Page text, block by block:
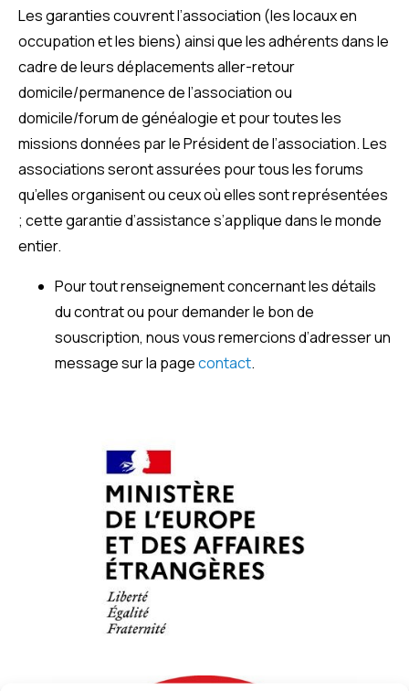
Les garanties couvrent l’association (les locaux en
occupation et les biens) ainsi que les adhérents dans le
cadre de leurs déplacements aller-retour
domicile/permanence de l’association ou
domicile/forum de généalogie et pour toutes les
missions données par le Président de l’association. Les
associations seront assurées pour tous les forums
qu’elles organisent ou ceux où elles sont représentées
; cette garantie d’assistance s’applique dans le monde
entier.
Pour tout renseignement concernant les détails
du contrat ou pour demander le bon de
souscription, nous vous remercions d’adresser un
message sur la pagecontact.